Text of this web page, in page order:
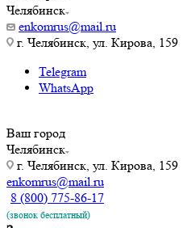
Челябинск
enkomrus@mail.ru
г. Челябинск, ул. Кирова, 159
Telegram
WhatsApp
Ваш город
Челябинск
г. Челябинск, ул. Кирова, 159
enkomrus@mail.ru
8 (800) 775-86-17
(звонок бесплатный)